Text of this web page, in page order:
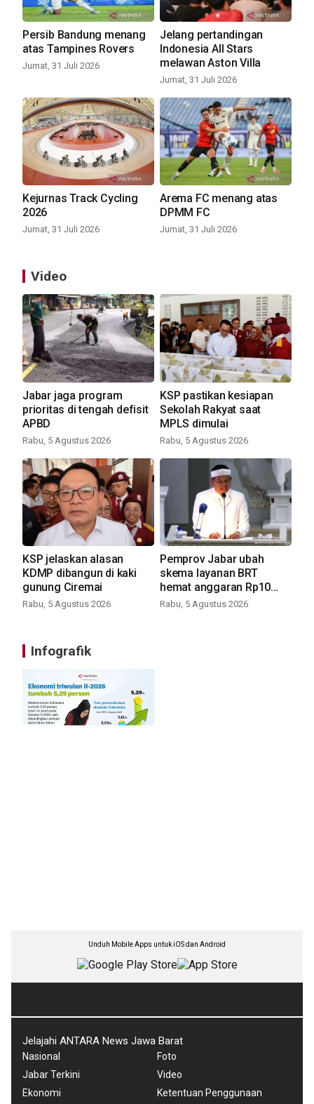
Persib Bandung menang
atas Tampines Rovers
Jumat, 31 Juli 2026
Jelang pertandingan
Indonesia All Stars
melawan Aston Villa
Jumat, 31 Juli 2026
Kejurnas Track Cycling
2026
Jumat, 31 Juli 2026
Arema FC menang atas
DPMM FC
Jumat, 31 Juli 2026
Video
Jabar jaga program
prioritas di tengah defisit
APBD
Rabu, 5 Agustus 2026
KSP pastikan kesiapan
Sekolah Rakyat saat
MPLS dimulai
Rabu, 5 Agustus 2026
KSP jelaskan alasan
KDMP dibangun di kaki
gunung Ciremai
Rabu, 5 Agustus 2026
Pemprov Jabar ubah
skema layanan BRT
hemat anggaran Rp10
miliar
Rabu, 5 Agustus 2026
Infografik
Unduh Mobile Apps untuk iOS dan Android
Jelajahi ANTARA News Jawa Barat
Nasional
Jabar Terkini
Ekonomi
Foto
Video
Ketentuan Penggunaan